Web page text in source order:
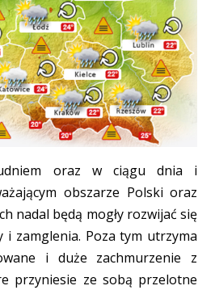
oraz w ciągu dnia i
obszarze Polski oraz
nadal będą mogły rozwijać się
i zamglenia. Poza tym utrzyma
i duże zachmurzenie z
przyniesie ze sobą przelotne